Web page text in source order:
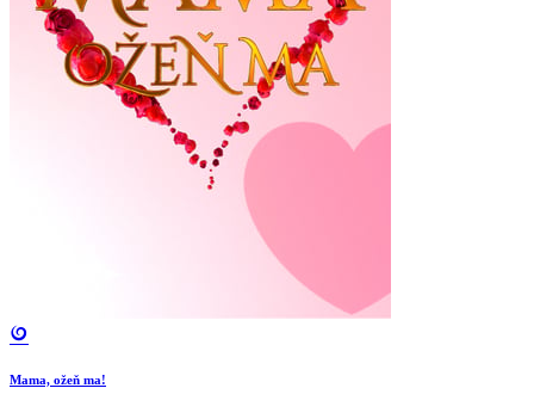
Mama, ožeň ma!